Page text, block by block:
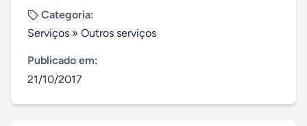
Categoria:
Serviços » Outros serviços
Publicado em:
21/10/2017